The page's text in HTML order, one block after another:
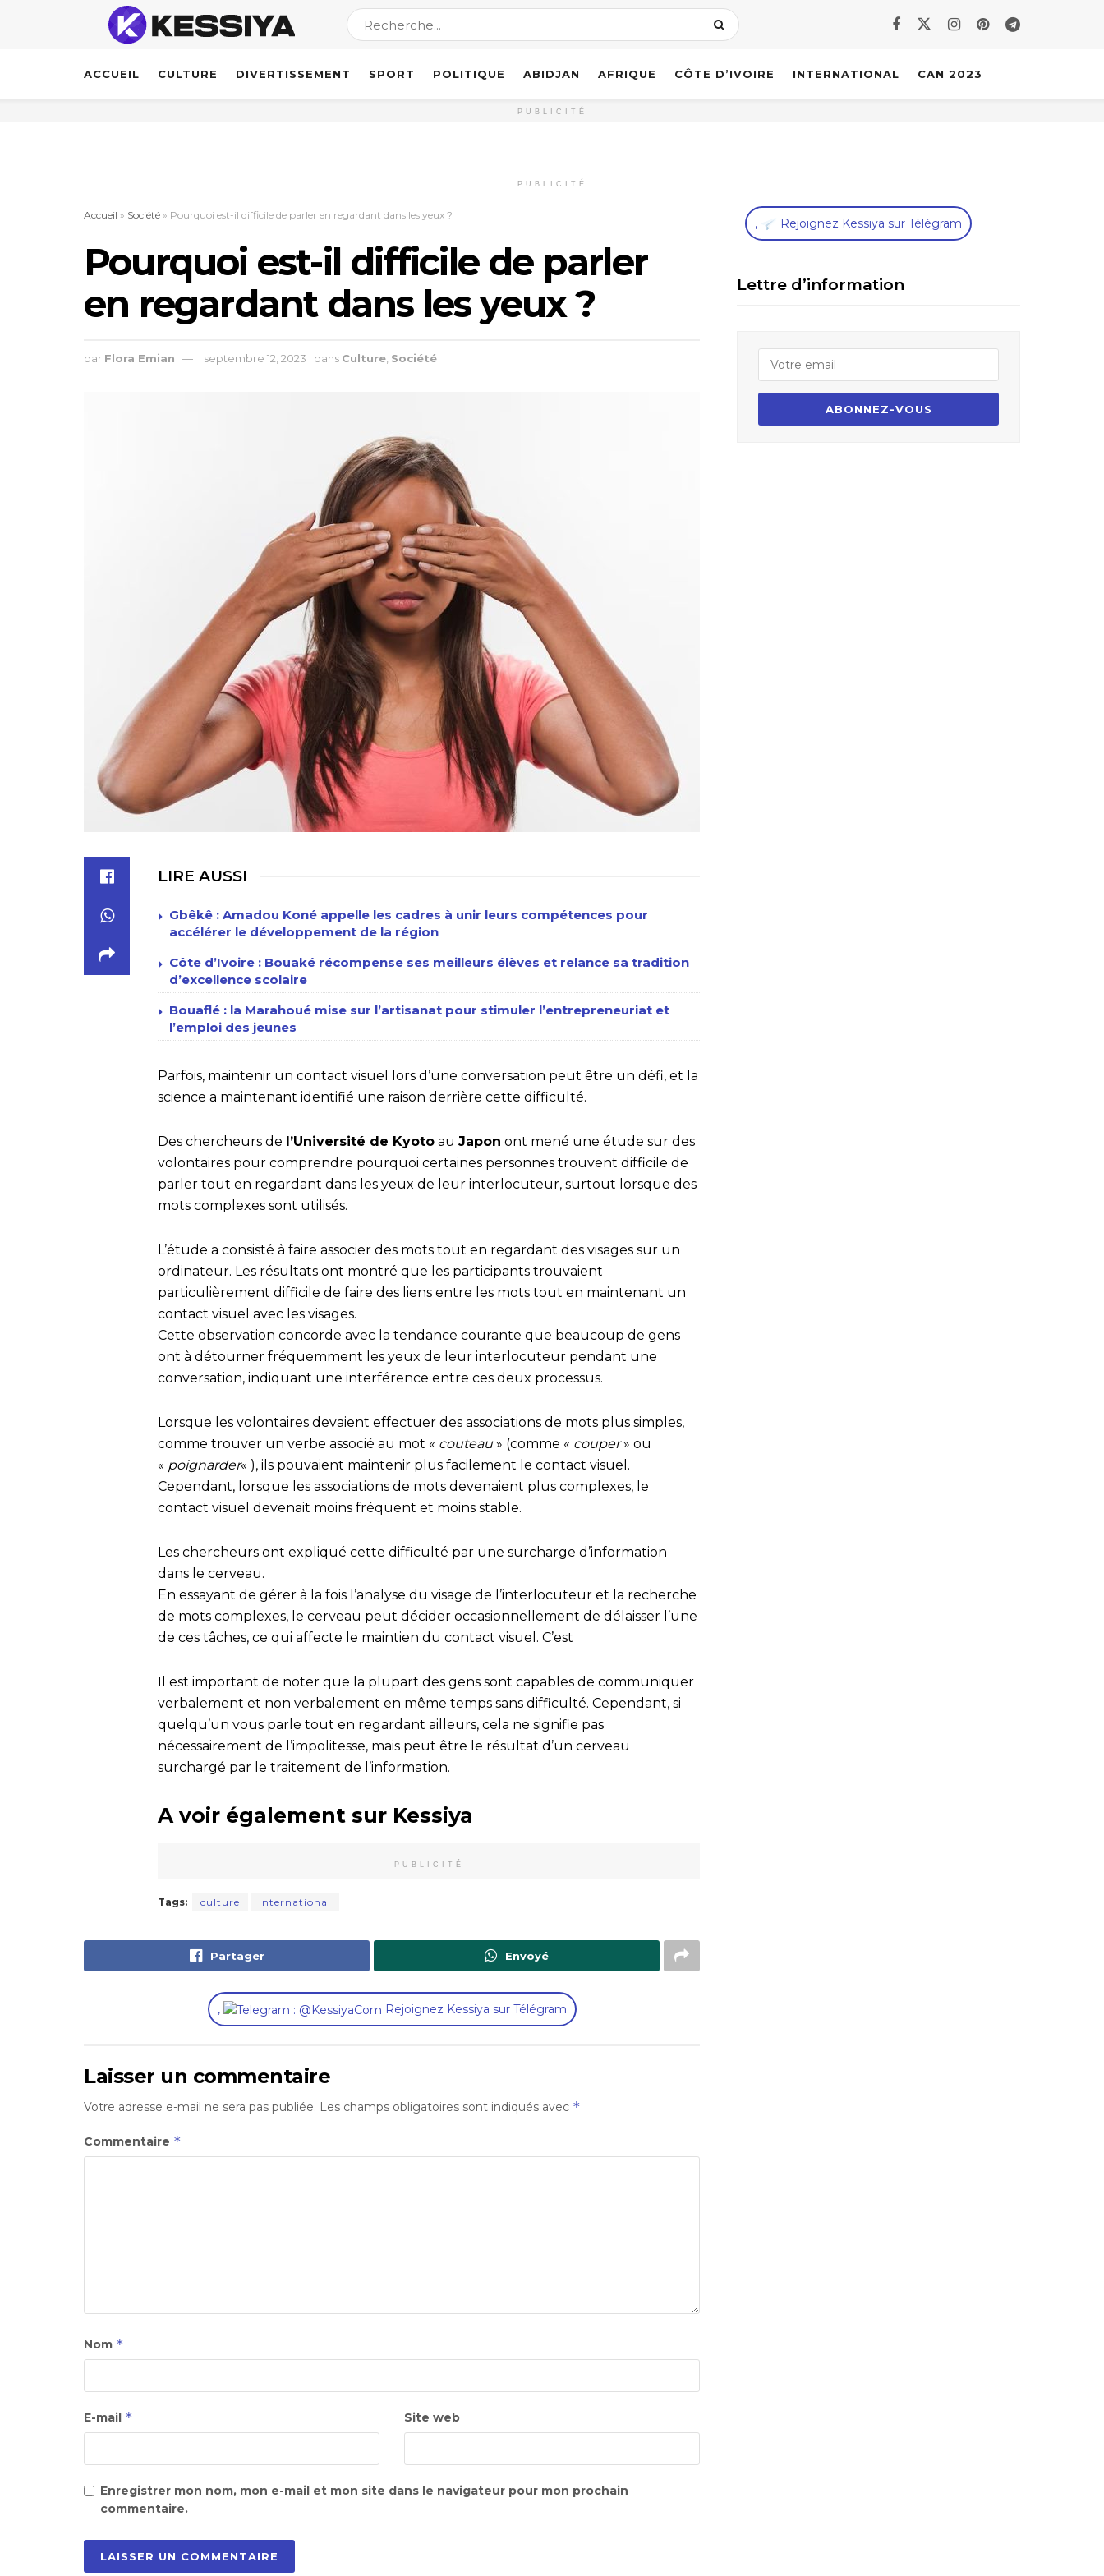
ACCUEIL CULTURE DIVERTISSEMENT SPORT POLITIQUE ABIDJAN AFRIQUE CÔTE D’IVOIRE INTERNATIONAL CAN 2023
PUBLICITÉ
PUBLICITÉ
Accueil » Société » Pourquoi est-il difficile de parler en regardant dans les yeux ?
Pourquoi est-il difficile de parler
en regardant dans les yeux ?
par Flora Emian septembre 12, 2023 dans Culture Société
LIRE AUSSI
Gbêkê : Amadou Koné appelle les cadres à unir leurs compétences pour
accélérer le développement de la région
Côte d’Ivoire : Bouaké récompense ses meilleurs élèves et relance sa tradition
d’excellence scolaire
Bouaflé : la Marahoué mise sur l’artisanat pour stimuler l’entrepreneuriat et
l’emploi des jeunes
Parfois, maintenir un contact visuel lors d’une conversation peut être un défi, et la
science a maintenant identifié une raison derrière cette difficulté.
Des chercheurs de l’Université de Kyoto au Japon ont mené une étude sur des
volontaires pour comprendre pourquoi certaines personnes trouvent difficile de
parler tout en regardant dans les yeux de leur interlocuteur, surtout lorsque des
mots complexes sont utilisés.
L’étude a consisté à faire associer des mots tout en regardant des visages sur un
ordinateur. Les résultats ont montré que les participants trouvaient
particulièrement difficile de faire des liens entre les mots tout en maintenant un
contact visuel avec les visages.
Cette observation concorde avec la tendance courante que beaucoup de gens
ont à détourner fréquemment les yeux de leur interlocuteur pendant une
conversation, indiquant une interférence entre ces deux processus.
Lorsque les volontaires devaient effectuer des associations de mots plus simples,
comme trouver un verbe associé au mot « couteau » (comme « couper» ou
« poignarder« ), ils pouvaient maintenir plus facilement le contact visuel.
Cependant, lorsque les associations de mots devenaient plus complexes, le
contact visuel devenait moins fréquent et moins stable.
Les chercheurs ont expliqué cette difficulté par une surcharge d’information
dans le cerveau.
En essayant de gérer à la fois l’analyse du visage de l’interlocuteur et la recherche
de mots complexes, le cerveau peut décider occasionnellement de délaisser l’une
de ces tâches, ce qui affecte le maintien du contact visuel. C’est
Il est important de noter que la plupart des gens sont capables de communiquer
verbalement et non verbalement en même temps sans difficulté. Cependant, si
quelqu’un vous parle tout en regardant ailleurs, cela ne signifie pas
nécessairement de l’impolitesse, mais peut être le résultat d’un cerveau
surchargé par le traitement de l’information.
A voir également sur Kessiya
PUBLICITÉ
Tags: culture International
Partager Envoyé
, Rejoignez Kessiya sur Télégram
Laisser un commentaire
Votre adresse e-mail ne sera pas publiée. Les champs obligatoires sont indiqués avec *
Commentaire *
Nom *
E-mail * Site web
Enregistrer mon nom, mon e-mail et mon site dans le navigateur pour mon prochain
commentaire.
, Rejoignez Kessiya sur Télégram
Lettre d’information